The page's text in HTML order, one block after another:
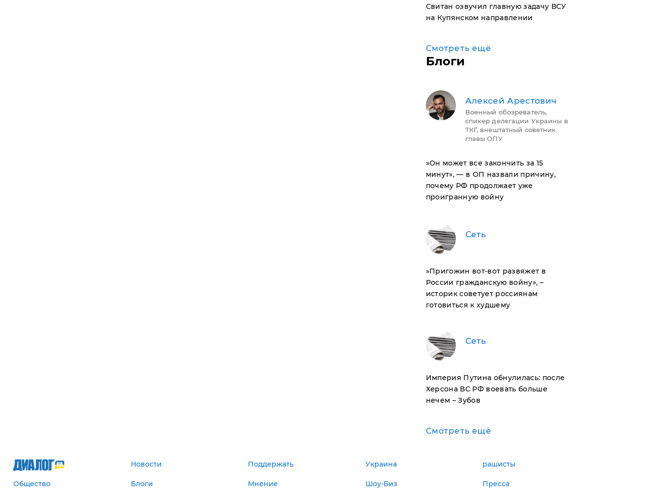
Свитан озвучил главную задачу ВСУ
на Купянском направлении
Смотреть ещё
Блоги
Алексей Арестович
Военный обозреватель,
спикер делегации Украины в
ТКГ, внештатный советник
главы ОПУ
​»Он может все закончить за 15
минут», — в ОП назвали причину,
почему РФ продолжает уже
проигранную войну
Сеть
​»Пригожин вот-вот развяжет в
России гражданскую войну», –
историк советует россиянам
готовиться к худшему
Сеть
Империя Путина обнулилась: после
Херсона ВС РФ воевать больше
нечем – Зубов
Смотреть ещё
Новости Поддержать Украина рашисты
Общество Блоги Мнение Шоу-Биз Пресса